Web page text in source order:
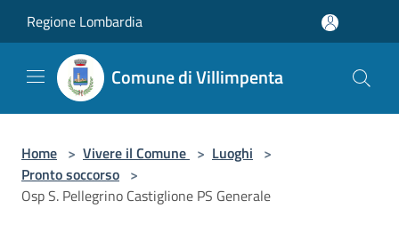
Regione Lombardia
Comune di Villimpenta
Home > Vivere il Comune > Luoghi >
Pronto soccorso >
Osp S. Pellegrino Castiglione PS Generale